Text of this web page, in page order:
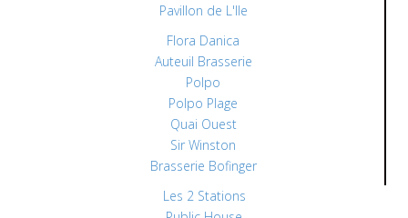
Pavillon de L'Ile
Flora Danica
Auteuil Brasserie
Polpo
Polpo Plage
Quai Ouest
Sir Winston
Brasserie Bofinger
Les 2 Stations